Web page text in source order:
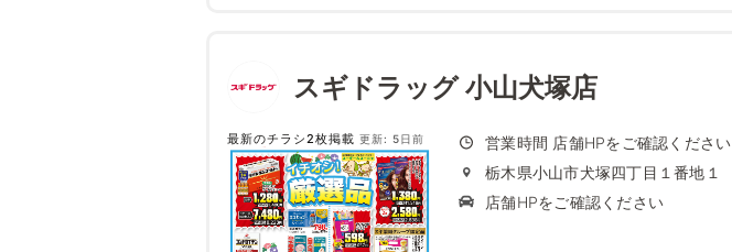
スギドラッグ 小山犬塚店
最新のチラシ2枚掲載 更新: 5日前
営業時間 店舗HPをご確認ください
栃木県小山市犬塚四丁目１番地１
店舗HPをご確認ください